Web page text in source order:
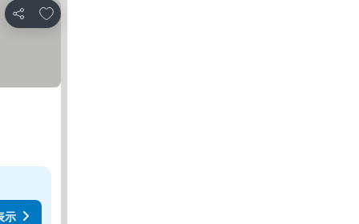
シェア
お気に入りに追加
示